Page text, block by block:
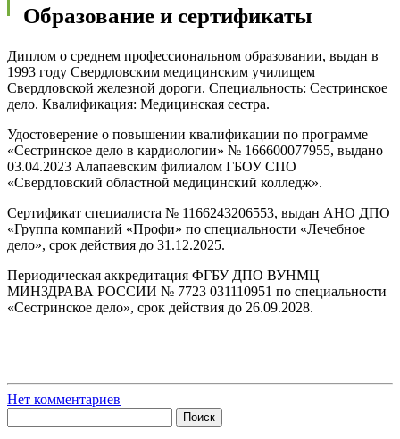
Образование и сертификаты
Диплом о среднем профессиональном образовании, выдан в
1993 году Свердловским медицинским училищем
Свердловской железной дороги. Специальность: Сестринское
дело. Квалификация: Медицинская сестра.
Удостоверение о повышении квалификации по программе
«Сестринское дело в кардиологии» № 166600077955, выдано
03.04.2023 Алапаевским филиалом ГБОУ СПО
«Свердловский областной медицинский колледж».
Сертификат специалиста № 1166243206553, выдан АНО ДПО
«Группа компаний «Профи» по специальности «Лечебное
дело», срок действия до 31.12.2025.
Периодическая аккредитация ФГБУ ДПО ВУНМЦ
МИНЗДРАВА РОССИИ № 7723 031110951 по специальности
«Сестринское дело», срок действия до 26.09.2028.
Нет комментариев